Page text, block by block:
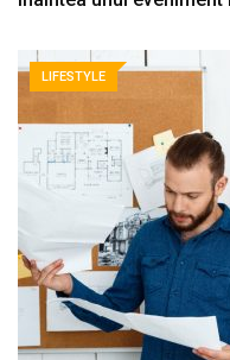
LIFESTYLE